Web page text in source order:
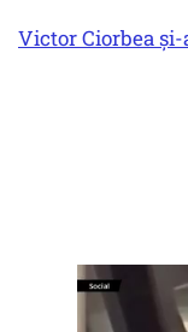
Victor Ciorbea